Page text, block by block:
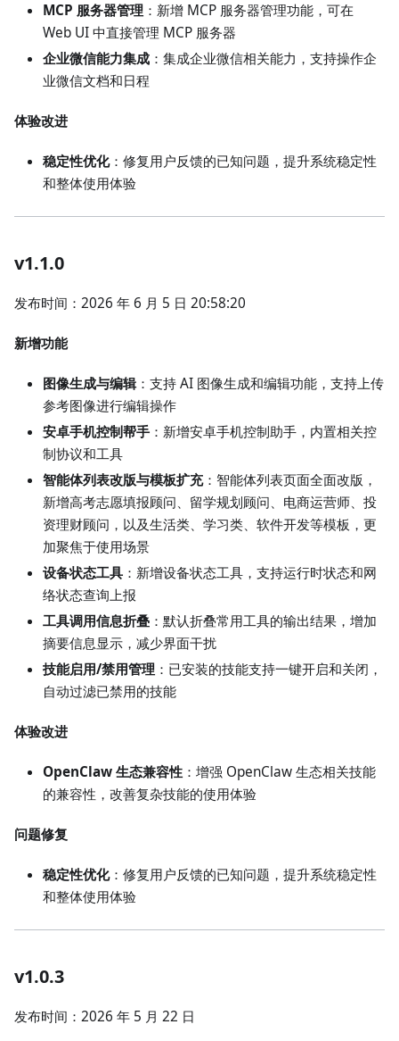
MCP 服务器管理 ：新增 MCP 服务器管理功能，可在
Web UI 中直接管理 MCP 服务器
企业微信能力集成 ：集成企业微信相关能力，支持操作企
业微信文档和日程
体验改进
稳定性优化：修复用户反馈的已知问题，提升系统稳定性
和整体使用体验
v1.1.0
发布时间：2026 年 6 月 5 日 20:58:20
新增功能
图像生成与编辑：支持 AI 图像生成和编辑功能，支持上传
参考图像进行编辑操作
安卓手机控制帮手 ：新增安卓手机控制助手，内置相关控
制协议和工具
智能体列表改版与模板扩充：智能体列表页面全面改版，
新增高考志愿填报顾问、留学规划顾问、电商运营师、投
资理财顾问，以及生活类、学习类、软件开发等模板，更
加聚焦于使用场景
设备状态工具 ：新增设备状态工具，支持运行时状态和网
络状态查询上报
工具调用信息折叠 ：默认折叠常用工具的输出结果，增加
摘要信息显示，减少界面干扰
技能启用/禁用管理 ：已安装的技能支持一键开启和关闭，
自动过滤已禁用的技能
体验改进
OpenClaw 生态兼容性 ：增强 OpenClaw 生态相关技能
的兼容性，改善复杂技能的使用体验
问题修复
稳定性优化：修复用户反馈的已知问题，提升系统稳定性
和整体使用体验
v1.0.3
发布时间：2026 年 5 月 22 日